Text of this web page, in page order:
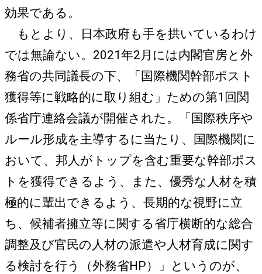
効果である。
もとより、日本政府も手を拱いているわけ
では無論ない。2021年2月には内閣官房と外
務省の共同議長の下、「国際機関幹部ポスト
獲得等に戦略的に取り組む」ための第1回関
係省庁連絡会議が開催された。「国際秩序や
ルール形成を主導するに当たり、国際機関に
おいて、邦人がトップを含む重要な幹部ポス
トを獲得できるよう、また、優秀な人材を積
極的に輩出できるよう、長期的な視野に立
ち、候補者擁立等に関する省庁横断的な総合
調整及び官民の人材の派遣や人材育成に関す
る検討を行う（外務省HP）」というのが、